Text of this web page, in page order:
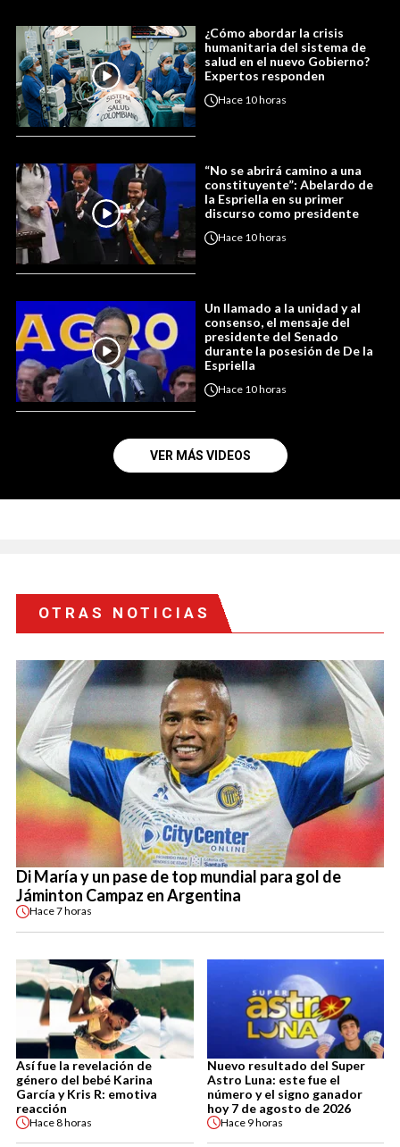
¿Cómo abordar la crisis
humanitaria del sistema de
salud en el nuevo Gobierno?
Expertos responden
Hace 10 horas
“No se abrirá camino a una
constituyente”: Abelardo de
la Espriella en su primer
discurso como presidente
Hace 10 horas
Un llamado a la unidad y al
consenso, el mensaje del
presidente del Senado
durante la posesión de De la
Espriella
Hace 10 horas
VER MÁS VIDEOS
OTRAS NOTICIAS
Di María y un pase de top mundial para gol de
Jáminton Campaz en Argentina
Hace7 horas
Así fue la revelación de
género del bebé Karina
García y Kris R: emotiva
reacción
Hace8 horas
Nuevo resultado del Super
Astro Luna: este fue el
número y el signo ganador
hoy 7 de agosto de 2026
Hace 9 horas